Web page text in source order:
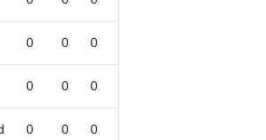
0 0 0
0 0 0
0 0 0